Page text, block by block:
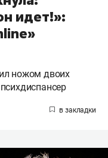
идет!»:
ножом двоих